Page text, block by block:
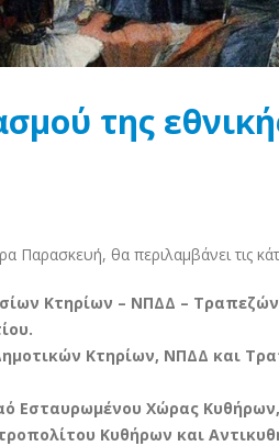
της
Παρασκευή, θα περιλαμβάνει τις
Κτηρίων – ΝΠΔΔ –
Κτηρίων, ΝΠΔΔ και
Εσταυρωμένου Χώρας
Κυθήρων και